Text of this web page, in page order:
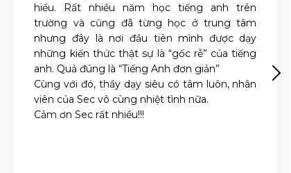
hiểu. Rất nhiều năm học tiếng anh trên
trường và cũng đã từng học ở trung tâm
nhưng đây là nơi đầu tiên mình được dạy
những kiến thức thật sự là “gốc rễ” của tiếng
anh. Quả đúng là “Tiếng Anh đơn giản”
Cùng với đó, thầy dạy siêu có tâm luôn, nhân
viên của Sec vô cùng nhiệt tình nữa.
Cảm ơn Sec rất nhiều!!!